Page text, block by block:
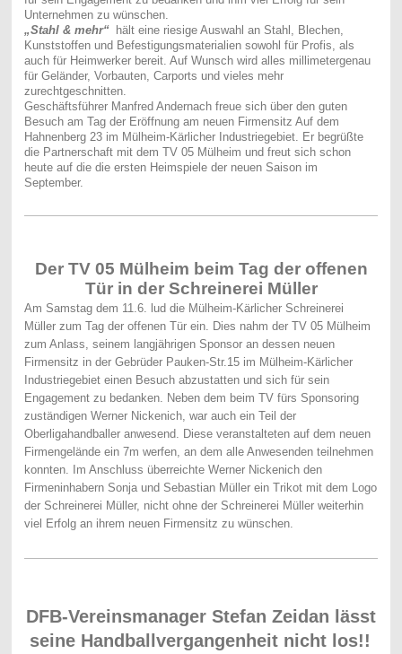
Unternehmen zu wünschen.
„Stahl & mehr“ hält eine riesige Auswahl an Stahl, Blechen,
Kunststoffen und Befestigungsmaterialien sowohl für Profis, als
auch für Heimwerker bereit. Auf Wunsch wird alles millimetergenau
für Geländer, Vorbauten, Carports und vieles mehr
zurechtgeschnitten.
Geschäftsführer Manfred Andernach freue sich über den guten
Besuch am Tag der Eröffnung am neuen Firmensitz Auf dem
Hahnenberg 23 im Mülheim-Kärlicher Industriegebiet. Er begrüßte
die Partnerschaft mit dem TV 05 Mülheim und freut sich schon
heute auf die die ersten Heimspiele der neuen Saison im
September.
Der TV 05 Mülheim beim Tag der offenen
Tür in der Schreinerei Müller
Am Samstag dem 11.6. lud die Mülheim-Kärlicher Schreinerei
Müller zum Tag der offenen Tür ein. Dies nahm der TV 05 Mülheim
zum Anlass, seinem langjährigen Sponsor an dessen neuen
Firmensitz in der Gebrüder Pauken-Str.15 im Mülheim-Kärlicher
Industriegebiet einen Besuch abzustatten und sich für sein
Engagement zu bedanken. Neben dem beim TV fürs Sponsoring
zuständigen Werner Nickenich, war auch ein Teil der
Oberligahandballer anwesend. Diese veranstalteten auf dem neuen
Firmengelände ein 7m werfen, an dem alle Anwesenden teilnehmen
konnten. Im Anschluss überreichte Werner Nickenich den
Firmeninhabern Sonja und Sebastian Müller ein Trikot mit dem Logo
der Schreinerei Müller, nicht ohne der Schreinerei Müller weiterhin
viel Erfolg an ihrem neuen Firmensitz zu wünschen.
DFB-Vereinsmanager Stefan Zeidan lässt
seine Handballvergangenheit nicht los!!